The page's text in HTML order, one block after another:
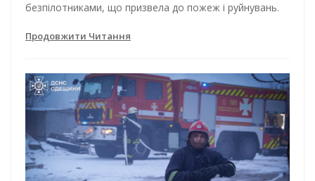
безпілотниками, що призвела до пожеж і руйнувань.
Продовжити Читання